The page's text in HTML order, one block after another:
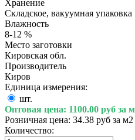
Хранение
Складское, вакуумная упаковка
Влажность
8-12 %
Место заготовки
Кировская обл.
Производитель
Киров
Единица измерения:
шт.
Оптовая цена: 1100.00 руб за
Розничная цена: 34.38 руб за м2
Количество: